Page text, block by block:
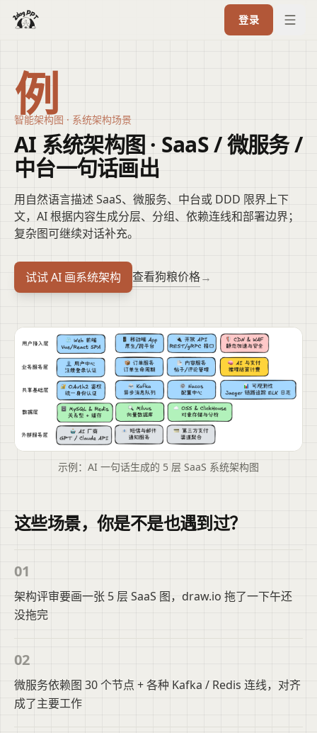
登录
例
智能架构图 · 系统架构场景
AI 系统架构图 · SaaS / 微服务 /
中台一句话画出
用自然语言描述 SaaS、微服务、中台或 DDD 限界上下
文，AI 根据内容生成分层、分组、依赖连线和部署边界；
复杂图可继续对话补充。
试试 AI 画系统架构 查看狗粮价格→
示例：AI 一句话生成的 5 层 SaaS 系统架构图
这些场景，你是不是也遇到过？
01
架构评审要画一张 5 层 SaaS 图，draw.io 拖了一下午还
没拖完
02
微服务依赖图 30 个节点 + 各种 Kafka / Redis 连线，对齐
成了主要工作